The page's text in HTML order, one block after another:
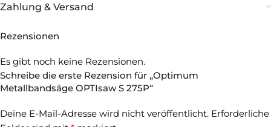
Zahlung & Versand
Rezensionen
Es gibt noch keine Rezensionen.
Schreibe die erste Rezension für „Optimum
Metallbandsäge OPTIsaw S 275P“
Deine E-Mail-Adresse wird nicht veröffentlicht. Erforderliche